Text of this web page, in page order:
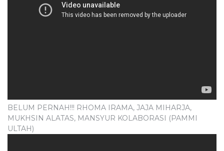
BELUM PERNAH!!! RHOMA IRAMA, JAJA MIHARJA,
MUKHSIN ALATAS, MANSYUR KOLABORASI (PAMMI
ULTAH)